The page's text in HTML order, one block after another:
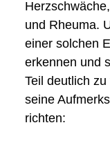
und Rheuma.
einer solchen
erkennen und
Teil deutlich
seine
richten: